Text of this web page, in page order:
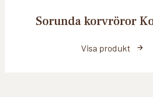
Sorunda korvröror
Visa produkt